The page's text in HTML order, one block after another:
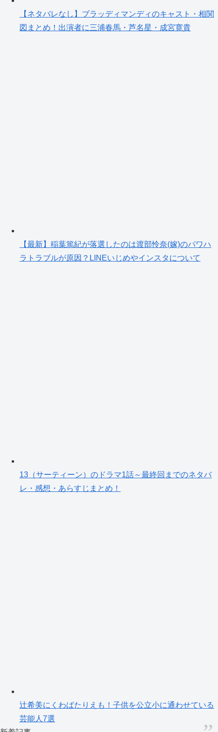
【ネタバレなし】ブラッディマンディのキャスト・相関
図まとめ！出演者に三浦春馬・芦名星・成宮寛貴
【最新】稲葉篤紀が落選したのは渡部怜奈(嫁)のパワハ
ラトラブルが原因？LINEいじめやインスタについて
13（サーティーン）のドラマ1話～最終回までのネタバ
レ・感想・あらすじまとめ！
辻希美にくわばたりえも！子供を公立小に通わせている
芸能人7選